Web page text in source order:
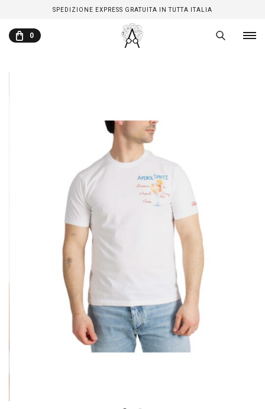
SPEDIZIONE EXPRESS GRATUITA IN TUTTA ITALIA
0